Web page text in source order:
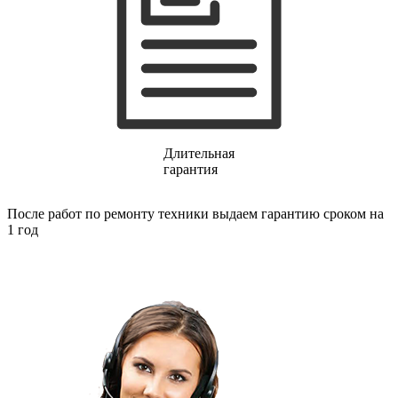
газовой поверхности
геймпадов
генераторов азота
генераторов дыма
генераторов
гидроаккумуляторов
гидроциклов
глинтвейн-мейкеров
глубинных вибраторов
гомогенизаторов
gps часов
gps навигаторов
gps трекеров
градирней
Длительная
гарантия
После работ по ремонту техники выдаем гарантию сроком на
1 год